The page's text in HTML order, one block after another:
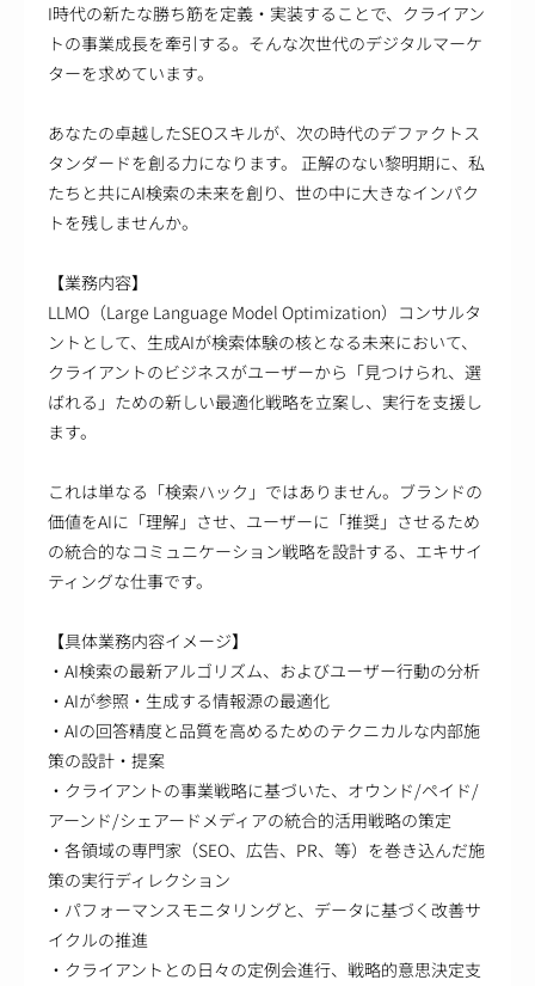
I時代の新たな勝ち筋を定義・実装することで、クライアン
トの事業成長を牽引する。そんな次世代のデジタルマーケ
ターを求めています。
あなたの卓越したSEOスキルが、次の時代のデファクトス
タンダードを創る力になります。 正解のない黎明期に、私
たちと共にAI検索の未来を創り、世の中に大きなインパク
トを残しませんか。
【業務内容】
LLMO（Large Language Model Optimization）コンサルタ
ントとして、生成AIが検索体験の核となる未来において、
クライアントのビジネスがユーザーから「見つけられ、選
ばれる」ための新しい最適化戦略を立案し、実行を支援し
ます。
これは単なる「検索ハック」ではありません。ブランドの
価値をAIに「理解」させ、ユーザーに「推奨」させるため
の統合的なコミュニケーション戦略を設計する、エキサイ
ティングな仕事です。
【具体業務内容イメージ】
・AI検索の最新アルゴリズム、およびユーザー行動の分析
・AIが参照・生成する情報源の最適化
・AIの回答精度と品質を高めるためのテクニカルな内部施
策の設計・提案
・クライアントの事業戦略に基づいた、オウンド/ペイド/
アーンド/シェアードメディアの統合的活用戦略の策定
・各領域の専門家（SEO、広告、PR、等）を巻き込んだ施
策の実行ディレクション
・パフォーマンスモニタリングと、データに基づく改善サ
イクルの推進
・クライアントとの日々の定例会進行、戦略的意思決定支